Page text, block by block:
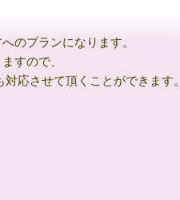
のプランになります。
すので、
応させて頂くことができます。